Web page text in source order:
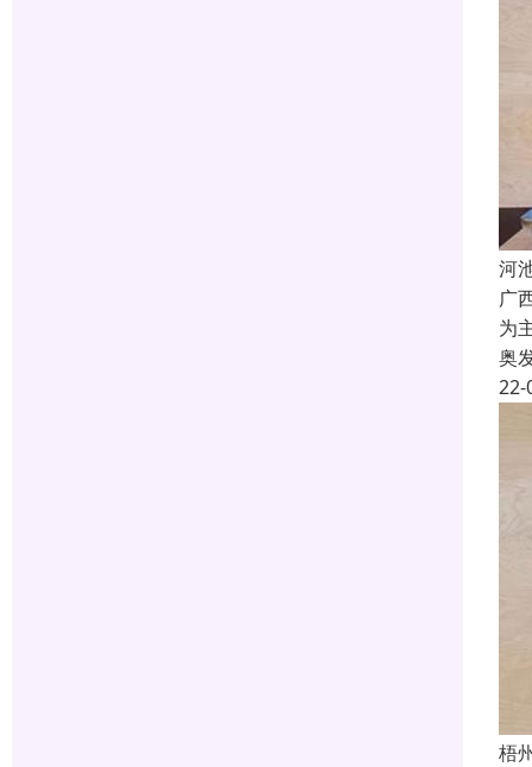
河
广
为
奥
22-
梧